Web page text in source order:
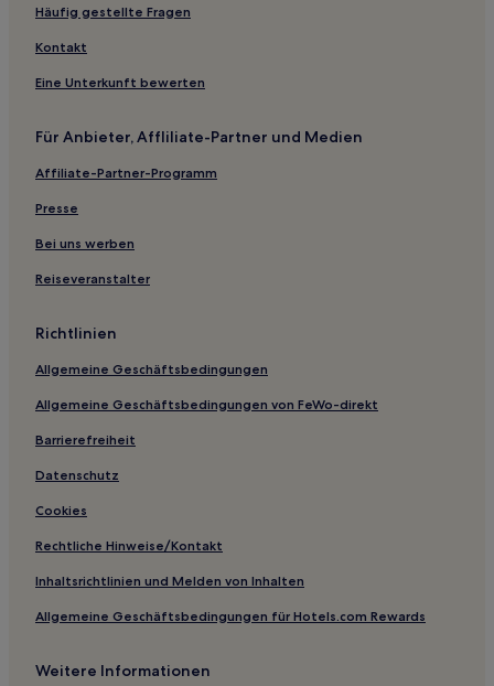
Statzendorf Hotels
Schwadorf Hotels
Ollersbach Hotels
Sitzenberg Hotels
Kerschenbach Hotels
Purkersdorf Hotels
Mollersdorf Hotels
Kalksburg: Hotels
Eichgraben Hotels
Niederösterreich: Hotels
Hotels nahe Bahnhof St. Pölten Porschestraße
Scheiblingstein: Hotels
Ebersberg Hotels
Häufig gestellte Fragen
Kontakt
Eine Unterkunft bewerten
Für Anbieter, Affliliate-Partner und Medien
Affiliate-Partner-Programm
Presse
Bei uns werben
Reiseveranstalter
Richtlinien
Allgemeine Geschäftsbedingungen
Allgemeine Geschäftsbedingungen von FeWo-direkt
Barrierefreiheit
Datenschutz
Cookies
Rechtliche Hinweise/Kontakt
Inhaltsrichtlinien und Melden von Inhalten
Allgemeine Geschäftsbedingungen für Hotels.com Rewards
Weitere Informationen